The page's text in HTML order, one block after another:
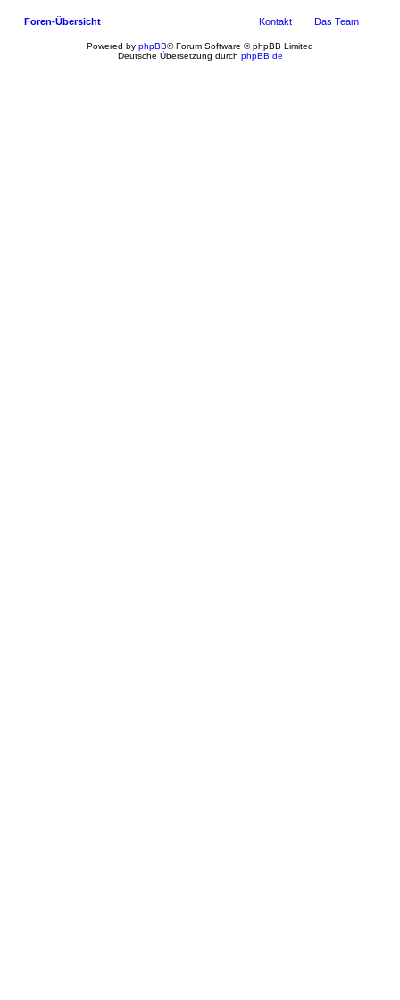
Foren-Übersicht Das Team
Kontakt
Powered by phpBB® Forum Software © phpBB Limited
Deutsche Übersetzung durch phpBB.de